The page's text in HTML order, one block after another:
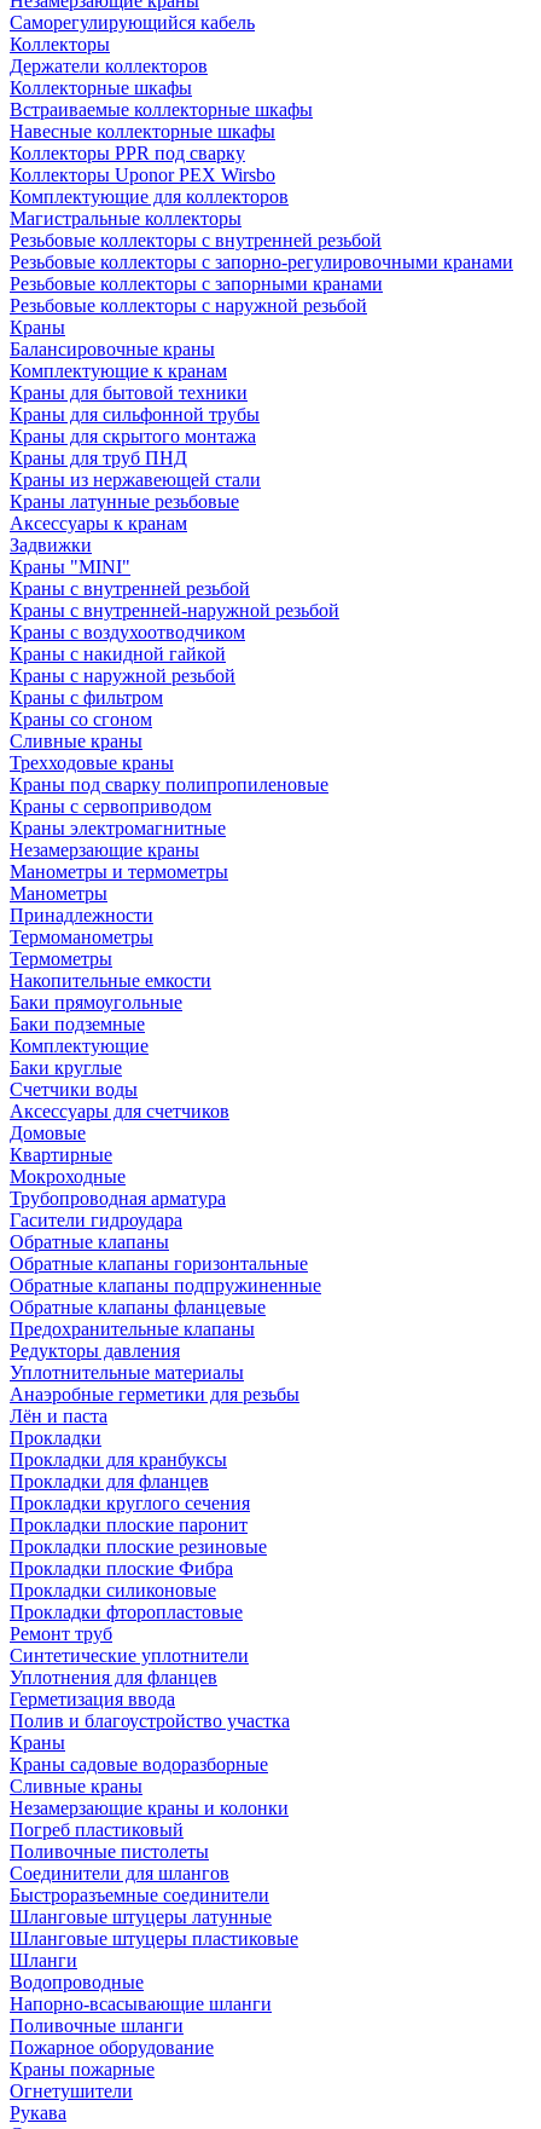
Саморегулирующийся кабель
Коллекторы
Держатели коллекторов
Коллекторные шкафы
Встраиваемые коллекторные шкафы
Навесные коллекторные шкафы
Коллекторы PPR под сварку
Коллекторы Uponor PEX Wirsbo
Комплектующие для коллекторов
Магистральные коллекторы
Резьбовые коллекторы с внутренней резьбой
Резьбовые коллекторы с запорно-регулировочными кранами
Резьбовые коллекторы с запорными кранами
Резьбовые коллекторы с наружной резьбой
Краны
Балансировочные краны
Комплектующие к кранам
Краны для бытовой техники
Краны для сильфонной трубы
Краны для скрытого монтажа
Краны для труб ПНД
Краны из нержавеющей стали
Краны латунные резьбовые
Аксессуары к кранам
Задвижки
Краны "MINI"
Краны с внутренней резьбой
Краны с внутренней-наружной резьбой
Краны с воздухоотводчиком
Краны с накидной гайкой
Краны с наружной резьбой
Краны с фильтром
Краны со сгоном
Сливные краны
Трехходовые краны
Краны под сварку полипропиленовые
Краны с сервоприводом
Краны электромагнитные
Незамерзающие краны
Манометры и термометры
Манометры
Принадлежности
Термоманометры
Термометры
Накопительные емкости
Баки прямоугольные
Баки подземные
Комплектующие
Баки круглые
Счетчики воды
Аксессуары для счетчиков
Домовые
Квартирные
Мокроходные
Трубопроводная арматура
Гасители гидроудара
Обратные клапаны
Обратные клапаны горизонтальные
Обратные клапаны подпружиненные
Обратные клапаны фланцевые
Предохранительные клапаны
Редукторы давления
Уплотнительные материалы
Анаэробные герметики для резьбы
Лён и паста
Прокладки
Прокладки для кранбуксы
Прокладки для фланцев
Прокладки круглого сечения
Прокладки плоские паронит
Прокладки плоские резиновые
Прокладки плоские Фибра
Прокладки силиконовые
Прокладки фторопластовые
Ремонт труб
Синтетические уплотнители
Уплотнения для фланцев
Герметизация ввода
Полив и благоустройство участка
Краны
Краны садовые водоразборные
Сливные краны
Незамерзающие краны и колонки
Погреб пластиковый
Поливочные пистолеты
Соединители для шлангов
Быстроразъемные соединители
Шланговые штуцеры латунные
Шланговые штуцеры пластиковые
Шланги
Водопроводные
Напорно-всасывающие шланги
Поливочные шланги
Пожарное оборудование
Краны пожарные
Огнетушители
Рукава